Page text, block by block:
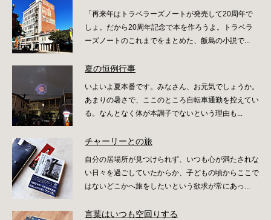
「再来年はトラベラーズノートが発売して20周年で
しょ。だから20周年記念で本を作ろうよ。トラベラ
ーズノートのこれまでをまとめた、飯島の小説で...
夏の恒例行事
いよいよ夏本番です。みなさん、お元気でしょうか。
あまりの暑さで、ここのところ自転車通勤を控えてい
る。なんとなく体が本調子でないという理由も...
チャーリーとの旅
自分の居場所が見つけられず、いつも心が満たされな
い日々を過ごしていたからか、子どもの頃からここで
はないどこかへ旅をしたいという欲求が常にあっ...
言葉はいつも空回りする